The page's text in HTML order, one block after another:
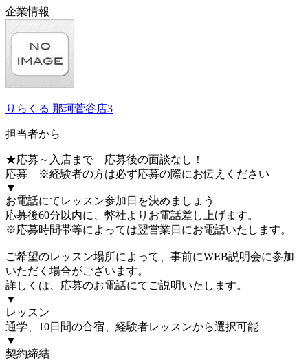
企業情報
りらくる 那珂菅谷店3
担当者から
★応募～入店まで 応募後の面談なし！
応募 ※経験者の方は必ず応募の際にお伝えください
▼
お電話にてレッスン参加日を決めましょう
応募後60分以内に、弊社よりお電話差し上げます。
※応募時間帯等によっては翌営業日にお電話いたします。
ご希望のレッスン場所によって、事前にWEB説明会に参加
いただく場合がございます。
詳しくは、応募のお電話にてご説明いたします。
▼
レッスン
通学、10日間の合宿、経験者レッスンから選択可能
▼
契約締結